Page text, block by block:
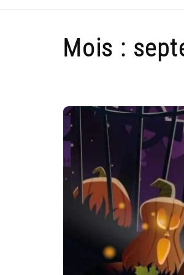
Mois :